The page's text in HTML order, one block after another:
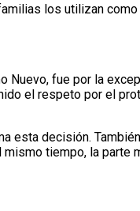
los utilizan como
Nuevo, fue por la
el respeto por el
esta decisión.
tiempo, la parte